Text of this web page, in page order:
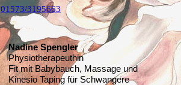
01573/3195663
Nadine Spengler
Physiotherapeuthin
Fit mit Babybauch, Massage und
Kinesio Taping für Schwangere